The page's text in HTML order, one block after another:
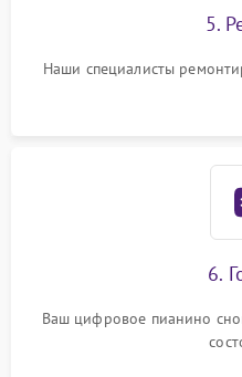
5.
Наши специалисты
6.
Ваш цифровое пианино